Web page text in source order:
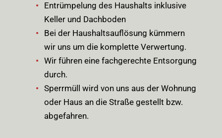
Entrümpelung des Haushalts inklusive
Keller und Dachboden
Bei der Haushaltsauflösung kümmern
wir uns um die komplette Verwertung.
Wir führen eine fachgerechte Entsorgung
durch.
Sperrmüll wird von uns aus der Wohnung
oder Haus an die Straße gestellt bzw.
abgefahren.